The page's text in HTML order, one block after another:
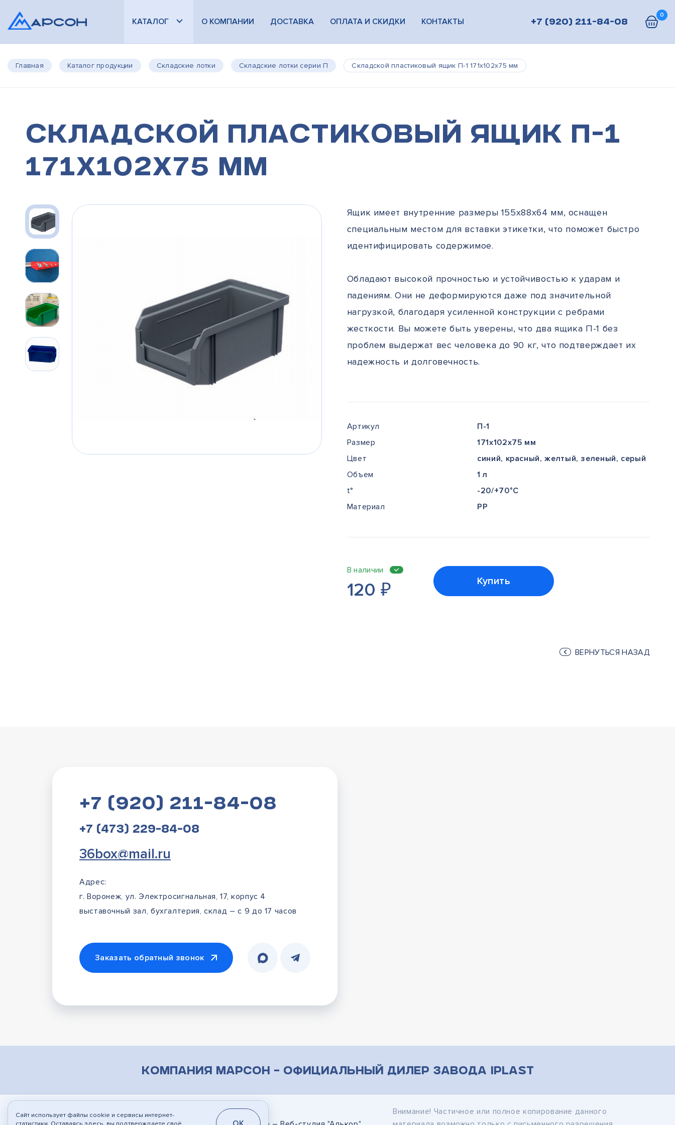
КАТАЛОГ О КОМПАНИИ ДОСТАВКА ОПЛАТА И СКИДКИ КОНТАКТЫ +7 (920) 211-84-08
0
Главная Каталог продукции Складские лотки Складские лотки серии П Складской пластиковый ящик П-1 171х102х75 мм
Складской пластиковый ящик П-1
171х102х75 мм
Ящик имеет внутренние размеры 155х88х64 мм, оснащен
специальным местом для вставки этикетки, что поможет быстро
идентифицировать содержимое.
Обладают высокой прочностью и устойчивостью к ударам и
падениям. Они не деформируются даже под значительной
нагрузкой, благодаря усиленной конструкции с ребрами
жесткости. Вы можете быть уверены, что два ящика П-1 без
проблем выдержат вес человека до 90 кг, что подтверждает их
надежность и долговечность.
Артикул
П-1
Размер
171x102x75 мм
Цвет
синий, красный, желтый, зеленый, серый
Объем
1 л
t°
-20/+70°С
Материал
PP
В наличии
120 ₽ Купить
ВЕРНУТЬСЯ НАЗАД
+7 (920) 211-84-08
+7 (473) 229-84-08
36box@mail.ru
Адрес:
г. Воронеж, ул. Электросигнальная, 17, корпус 4
выставочный зал, бухгалтерия, склад – с 9 до 17 часов
Заказать обратный звонок
Компания Марсон – официальный дилер завода iPlast
Внимание! Частичное или полное копирование данного
Сайт использует файлы cookie и сервисы интернет-
статистики. Оставаясь здесь, вы подтверждаете своё